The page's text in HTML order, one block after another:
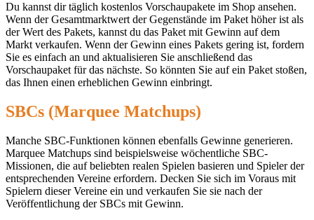
Du kannst dir täglich kostenlos Vorschaupakete im Shop ansehen.
Wenn der Gesamtmarktwert der Gegenstände im Paket höher ist als
der Wert des Pakets, kannst du das Paket mit Gewinn auf dem
Markt verkaufen. Wenn der Gewinn eines Pakets gering ist, fordern
Sie es einfach an und aktualisieren Sie anschließend das
Vorschaupaket für das nächste. So könnten Sie auf ein Paket stoßen,
das Ihnen einen erheblichen Gewinn einbringt.
SBCs (Marquee Matchups)
Manche SBC-Funktionen können ebenfalls Gewinne generieren.
Marquee Matchups sind beispielsweise wöchentliche SBC-
Missionen, die auf beliebten realen Spielen basieren und Spieler der
entsprechenden Vereine erfordern. Decken Sie sich im Voraus mit
Spielern dieser Vereine ein und verkaufen Sie sie nach der
Veröffentlichung der SBCs mit Gewinn.